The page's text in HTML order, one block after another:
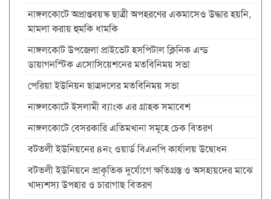
নাঙ্গলকোটে অপ্রাপ্তবয়স্ক ছাত্রী অপহরণের একমাসেও উদ্ধার হয়নি,
মামলা করায় হুমকি ধামকি
নাঙ্গলকোট উপজেলা প্রাইভেট হসপিটাল ক্লিনিক এন্ড
ডায়াগনস্টিক এসোসিয়েশনের মতবিনিময় সভা
পেরিয়া ইউনিয়ন ছাত্রদলের মতবিনিময় সভা
নাঙ্গলকোটে ইসলামী ব্যাংক এর গ্রাহক সমাবেশ
নাঙ্গলকোটে বেসরকারি এতিমখানা সমূহে চেক বিতরণ
বটতলী ইউনিয়নের ৪নং ওয়ার্ড বিএনপি কার্যালয় উদ্বোধন
বটতলী ইউনিয়নে প্রাকৃতিক দুর্যোগে ক্ষতিগ্রস্ত ও অসহায়দের মাঝে
খাদ্যশস্য উপহার ও চারাগাছ বিতরণ